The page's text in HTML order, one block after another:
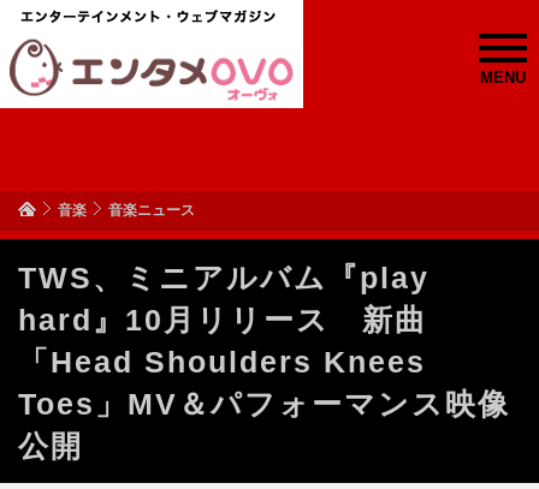
MENU
音楽 音楽ニュース
TWS、ミニアルバム『play
hard』10月リリース 新曲
「Head Shoulders Knees
Toes」MV＆パフォーマンス映像
公開